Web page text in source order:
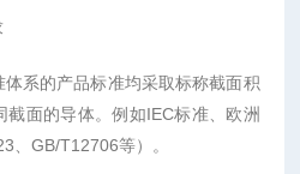
系的产品标准均采取标称截面积
面的导体。例如IEC标准、欧洲
、GB/T12706等）。